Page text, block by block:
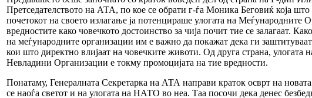
Претседателството на АТА, по кое се обрати г-ѓа Моника Беговиќ која
почетокот на своето излагање ја потенцираше улогата на Меѓународните
вредностите како човечкото достоинство за чија почит тие се залагаат.
на меѓународните организации им е важно да покажат дека ги
кои што директно влијаат на човечките животи. Од друга страна, улогата
Невладини Организации е токму промоцијата на тие вредности.
Понатаму, Генералната Секретарка на АТА направи краток осврт на новата
се наоѓа светот и на улогата на НАТО во неа. Таа посочи дека денес